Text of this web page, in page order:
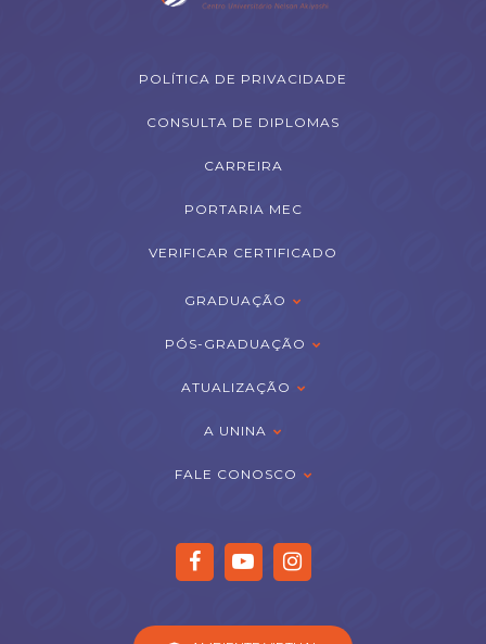
POLÍTICA DE PRIVACIDADE
CONSULTA DE DIPLOMAS
CARREIRA
PORTARIA MEC
VERIFICAR CERTIFICADO
GRADUAÇÃO
PÓS-GRADUAÇÃO
ATUALIZAÇÃO
A UNINA
FALE CONOSCO